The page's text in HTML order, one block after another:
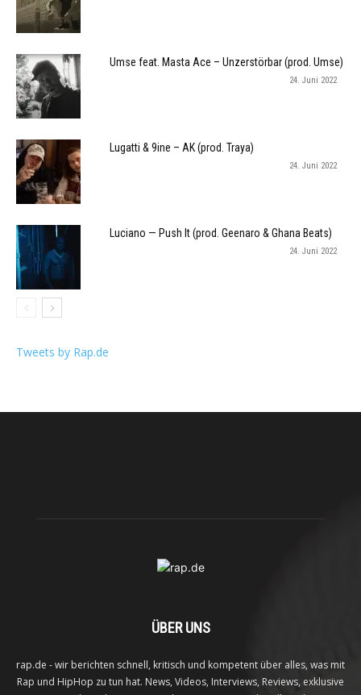
Umse feat. Masta Ace – Unzerstörbar (prod. Umse)
24. Juni 2022
Lugatti & 9ine – AK (prod. Traya)
24. Juni 2022
Luciano — Push It (prod. Geenaro & Ghana Beats)
24. Juni 2022
Tweets by Rap.de
ÜBER UNS
rap.de - wir berichten schnell, kritisch und kompetent über alles, was mit
Rap und HipHop zu tun hat. News, Videos, Interviews, Reviews, exklusive